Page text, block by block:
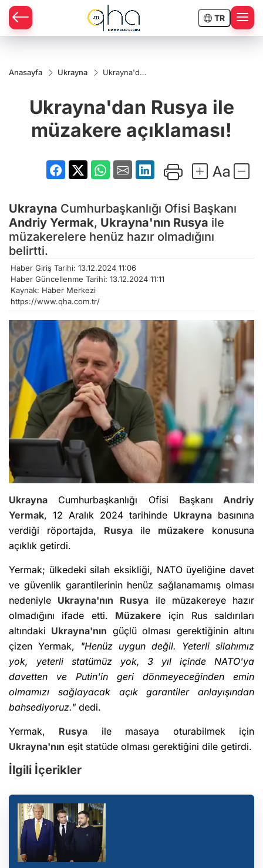
TR
Anasayfa Ukrayna
Ukrayna'dan
açıklaması!
Ukrayna'dan Rusya ile
müzakere açıklaması!
Ukrayna Cumhurbaşkanlığı Ofisi Başkanı
Andriy Yermak, Ukrayna'nın Rusya ile
müzakerelere henüz hazır olmadığını
belirtti.
Haber Giriş Tarihi: 13.12.2024 11:06
Haber Güncellenme Tarihi: 13.12.2024 11:11
Kaynak: Haber Merkezi
https://www.qha.com.tr/
Ukrayna Cumhurbaşkanlığı Ofisi Başkanı
Andriy
Yermak, 12 Aralık 2024 tarihinde Ukrayna basınına
verdiği röportajda, Rusya ile müzakere konusuna
açıklık getirdi.
Yermak; ülkedeki silah eksikliği, NATO üyeliğine davet
ve güvenlik garantilerinin henüz sağlanamamış olması
nedeniyle Ukrayna'nın Rusya ile müzakereye hazır
olmadığını ifade etti. Müzakere için Rus saldırıları
altındaki Ukrayna'nın güçlü olması gerektiğinin altını
çizen Yermak, "Henüz uygun değil. Yeterli silahımız
yok, yeterli statümüz yok, 3 yıl içinde NATO'ya
davetten ve Putin'in geri dönmeyeceğinden emin
olmamızı sağlayacak açık garantiler anlayışından
bahsediyoruz." dedi.
Yermak, Rusya ile masaya oturabilmek için
Ukrayna'nın eşit statüde olması gerektiğini dile getirdi.
İlgili İçerikler